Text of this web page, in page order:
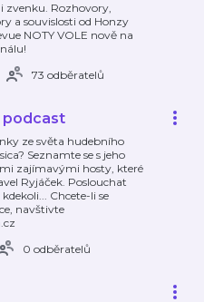
zvenku. Rozhovory,
a souvislosti od Honzy
NOTY VOLE nově na
73 odběratelů
podcast
ze světa hudebního
Seznamte se s jeho
zajímavými hosty, které
Ryjáček. Poslouchat
Chcete-li se
navštivte
0 odběratelů